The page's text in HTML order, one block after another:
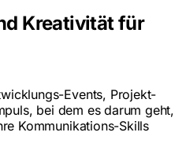
Kreativität für
Events, Projekt-
bei dem es darum geht,
Kommunikations-Skills